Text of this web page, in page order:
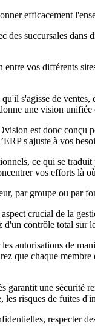
efficacement
des succursales
vos différents
s'agisse de
une vision
est donc conçu
s'ajuste à vos
ce qui se
vos efforts là
par groupe ou par
crucial de la
contrôle total sur
autorisations de
que chaque
garantit une sécurité
risques de fuites
respecter